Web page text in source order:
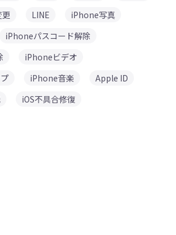
更 LINE
iPhone写真
iPhoneパスコード解除
iPhoneビデオ
iPhone音楽
Apple ID
iOS不具合修復